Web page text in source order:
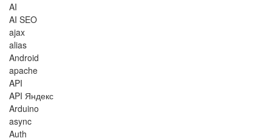
AI
AI SEO
ajax
alias
Android
apache
API
API Яндекс
Arduino
async
Auth